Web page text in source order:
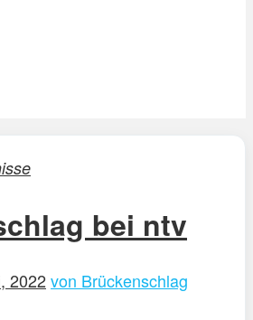
bei ntv
2022von Brückenschlag